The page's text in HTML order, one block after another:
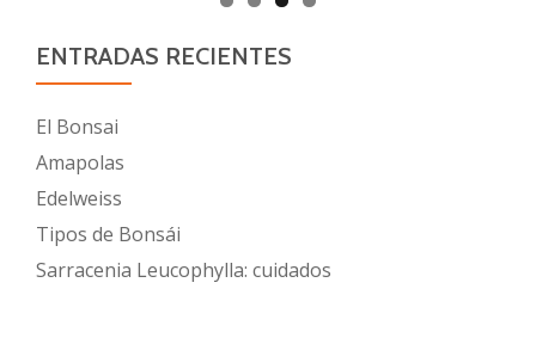
ENTRADAS RECIENTES
El Bonsai
Amapolas
Edelweiss
Tipos de Bonsái
Sarracenia Leucophylla: cuidados